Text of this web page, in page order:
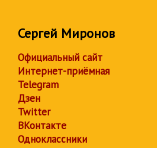
Сергей Миронов
Официальный сайт
Интернет-приёмная
Telegram
Дзен
Twitter
ВКонтакте
Одноклассники